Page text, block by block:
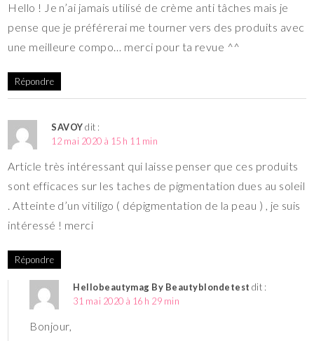
Hello ! Je n’ai jamais utilisé de crème anti tâches mais je
pense que je préférerai me tourner vers des produits avec
une meilleure compo… merci pour ta revue ^^
Répondre
SAVOYdit :
12 mai 2020 à 15 h 11 min
Article très intéressant qui laisse penser que ces produits
sont efficaces sur les taches de pigmentation dues au soleil
. Atteinte d’un vitiligo ( dépigmentation de la peau ) , je suis
intéressé ! merci
Répondre
Hellobeautymag By Beautyblondetest dit :
31 mai 2020 à 16 h 29 min
Bonjour,